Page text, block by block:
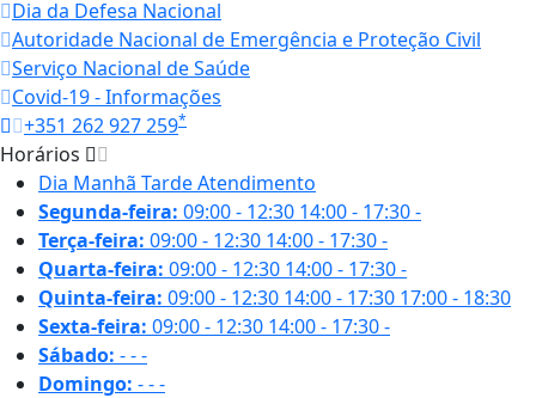
Dia da Defesa Nacional
Autoridade Nacional de Emergência e Proteção Civil
Serviço Nacional de Saúde
Covid-19 - Informações
+351 262 927 259*
Horários
Dia Manhã TardeAtendimento
Segunda-feira: 09:00 - 12:30 14:00 - 17:30-
Terça-feira: 09:00 - 12:30 14:00 - 17:30-
Quarta-feira: 09:00 - 12:30 14:00 - 17:30-
Quinta-feira: 09:00 - 12:30 14:00 - 17:30 17:00 - 18:30
Sexta-feira: 09:00 - 12:30 14:00 - 17:30-
Sábado: ---
Domingo: ---